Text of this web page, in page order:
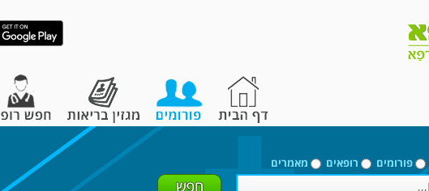
פורומים רופאים מאמרים